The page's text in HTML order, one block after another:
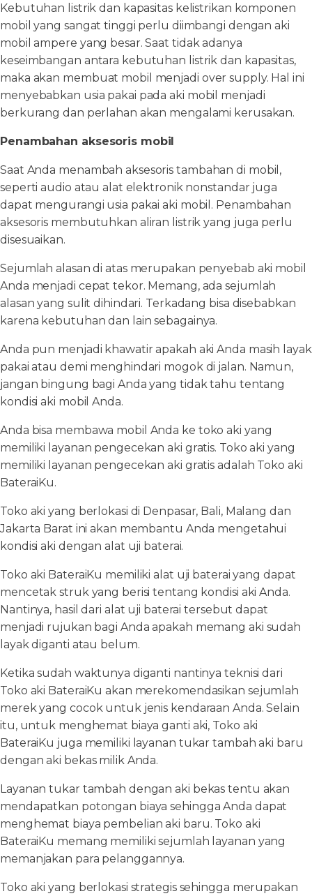
Kebutuhan listrik dan kapasitas kelistrikan komponen
mobil yang sangat tinggi perlu diimbangi dengan aki
mobil ampere yang besar. Saat tidak adanya
keseimbangan antara kebutuhan listrik dan kapasitas,
maka akan membuat mobil menjadi over supply. Hal ini
menyebabkan usia pakai pada aki mobil menjadi
berkurang dan perlahan akan mengalami kerusakan.
Penambahan aksesoris mobil
Saat Anda menambah aksesoris tambahan di mobil,
seperti audio atau alat elektronik nonstandar juga
dapat mengurangi usia pakai aki mobil. Penambahan
aksesoris membutuhkan aliran listrik yang juga perlu
disesuaikan.
Sejumlah alasan di atas merupakan penyebab aki mobil
Anda menjadi cepat tekor. Memang, ada sejumlah
alasan yang sulit dihindari. Terkadang bisa disebabkan
karena kebutuhan dan lain sebagainya.
Anda pun menjadi khawatir apakah aki Anda masih layak
pakai atau demi menghindari mogok di jalan. Namun,
jangan bingung bagi Anda yang tidak tahu tentang
kondisi aki mobil Anda.
Anda bisa membawa mobil Anda ke toko aki yang
memiliki layanan pengecekan aki gratis. Toko aki yang
memiliki layanan pengecekan aki gratis adalah Toko aki
BateraiKu.
Toko aki yang berlokasi di Denpasar, Bali, Malang dan
Jakarta Barat ini akan membantu Anda mengetahui
kondisi aki dengan alat uji baterai.
Toko aki BateraiKu memiliki alat uji baterai yang dapat
mencetak struk yang berisi tentang kondisi aki Anda.
Nantinya, hasil dari alat uji baterai tersebut dapat
menjadi rujukan bagi Anda apakah memang aki sudah
layak diganti atau belum.
Ketika sudah waktunya diganti nantinya teknisi dari
Toko aki BateraiKu akan merekomendasikan sejumlah
merek yang cocok untuk jenis kendaraan Anda. Selain
itu, untuk menghemat biaya ganti aki, Toko aki
BateraiKu juga memiliki layanan tukar tambah aki baru
dengan aki bekas milik Anda.
Layanan tukar tambah dengan aki bekas tentu akan
mendapatkan potongan biaya sehingga Anda dapat
menghemat biaya pembelian aki baru. Toko aki
BateraiKu memang memiliki sejumlah layanan yang
memanjakan para pelanggannya.
Toko aki yang berlokasi strategis sehingga merupakan